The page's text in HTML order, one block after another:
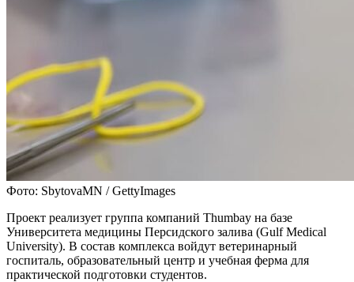
Фото: SbytovaMN / GettyImages
Проект реализует группа компаний Thumbay на базе
Университета медицины Персидского залива (Gulf Medical
University). В состав комплекса войдут ветеринарный
госпиталь, образовательный центр и учебная ферма для
практической подготовки студентов.